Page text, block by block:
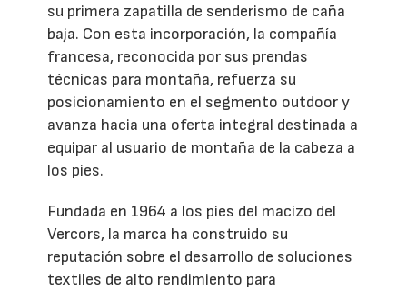
su primera zapatilla de senderismo de caña
baja. Con esta incorporación, la compañía
francesa, reconocida por sus prendas
técnicas para montaña, refuerza su
posicionamiento en el segmento outdoor y
avanza hacia una oferta integral destinada a
equipar al usuario de montaña de la cabeza a
los pies.
Fundada en 1964 a los pies del macizo del
Vercors, la marca ha construido su
reputación sobre el desarrollo de soluciones
textiles de alto rendimiento para